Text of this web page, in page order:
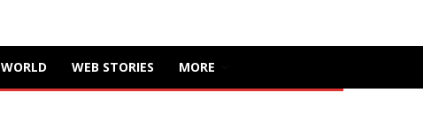
WORLD WEB STORIES MORE